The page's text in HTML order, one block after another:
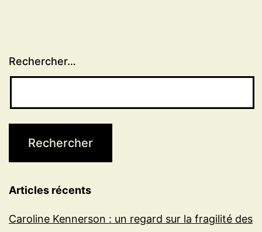
Rechercher…
Articles récents
Caroline Kennerson : un regard sur la fragilité des